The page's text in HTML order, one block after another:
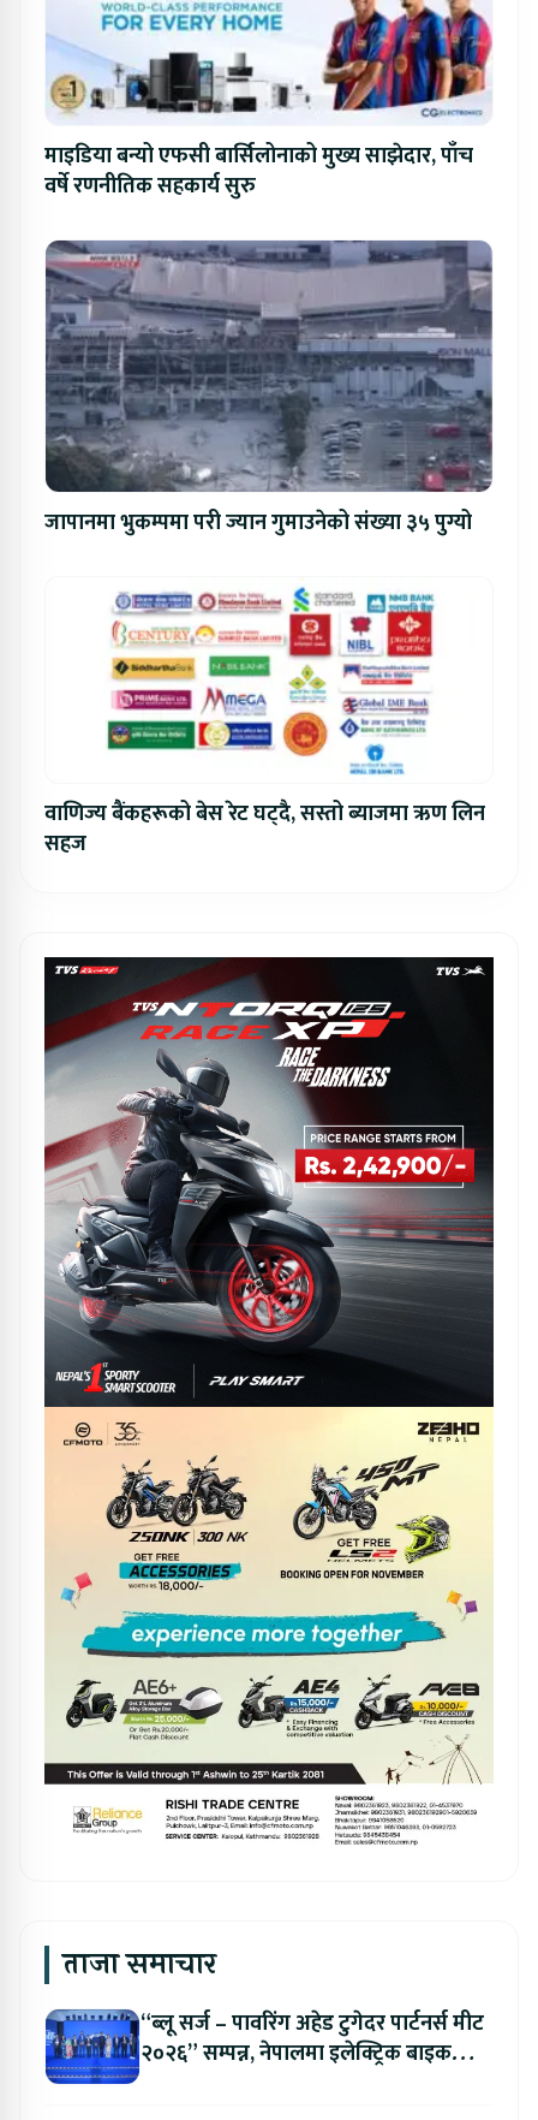
माइडिया बन्यो एफसी बार्सिलोनाको मुख्य साझेदार, पाँच
वर्षे रणनीतिक सहकार्य सुरु
जापानमा भुकम्पमा परी ज्यान गुमाउनेको संख्या ३५ पुग्यो
वाणिज्य बैंकहरूको बेस रेट घट्दै, सस्तो ब्याजमा ऋण लिन
सहज
ताजा समाचार
“ब्लू सर्ज – पावरिंग अहेड टुगेदर पार्टनर्स मीट
२०२६” सम्पन्न, नेपालमा इलेक्ट्रिक बाइक